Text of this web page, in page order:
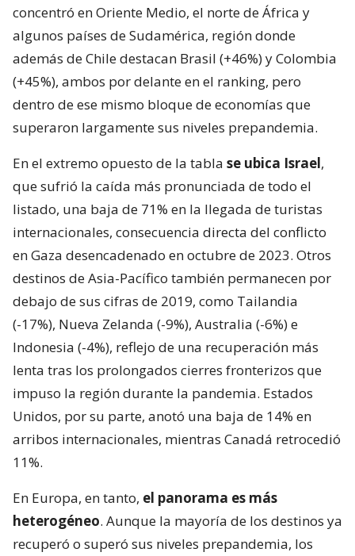
concentró en Oriente Medio, el norte de África y
algunos países de Sudamérica, región donde
además de Chile destacan Brasil (+46%) y Colombia
(+45%), ambos por delante en el ranking, pero
dentro de ese mismo bloque de economías que
superaron largamente sus niveles prepandemia.
En el extremo opuesto de la tabla se ubica Israel,
que sufrió la caída más pronunciada de todo el
listado, una baja de 71% en la llegada de turistas
internacionales, consecuencia directa del conflicto
en Gaza desencadenado en octubre de 2023. Otros
destinos de Asia-Pacífico también permanecen por
debajo de sus cifras de 2019, como Tailandia
(-17%), Nueva Zelanda (-9%), Australia (-6%) e
Indonesia (-4%), reflejo de una recuperación más
lenta tras los prolongados cierres fronterizos que
impuso la región durante la pandemia. Estados
Unidos, por su parte, anotó una baja de 14% en
arribos internacionales, mientras Canadá retrocedió
11%.
En Europa, en tanto, el panorama es más
heterogéneo. Aunque la mayoría de los destinos ya
recuperó o superó sus niveles prepandemia, los